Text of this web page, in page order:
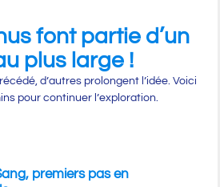
font partie d’un
plus large !
d’autres prolongent l’idée. Voici
pour continuer l’exploration.
premiers pas en